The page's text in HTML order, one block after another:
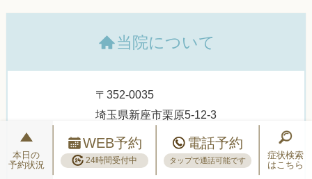
当院について
〒352-0035
埼玉県新座市栗原5-12-3
本日の
予約状況
WEB予約
24時間受付中
電話予約
タップで通話可能です
症状検索
はこちら